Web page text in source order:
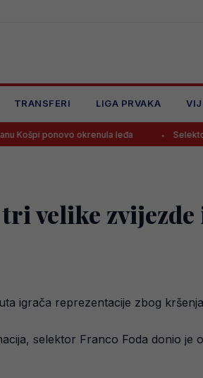
TRANSFERI LIGA PRVAKA
okrenula leđa Selektor Švedske
tri velike
igrača reprezentacije zbog
selektor Franco Foda donio